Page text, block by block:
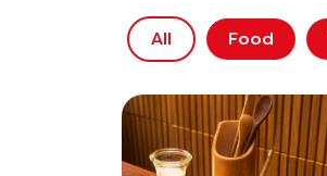
All Food